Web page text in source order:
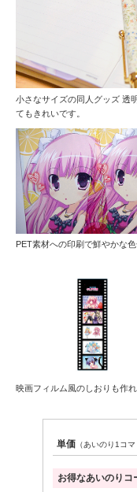
小さなサイズの同人グッズ 透
てもきれいです。
PET素材への印刷で鮮やかな
映画フィルム風のしおりも作
単価 （あいのり1コマ
お得なあいのりコ